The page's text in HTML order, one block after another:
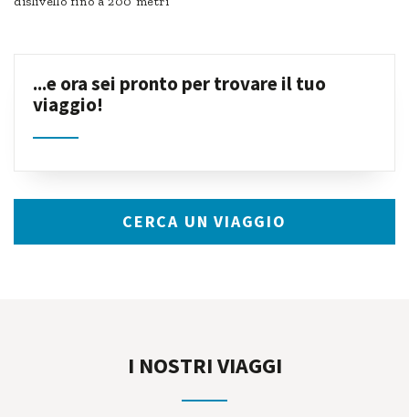
...e ora sei pronto per trovare il tuo
viaggio!
CERCA UN VIAGGIO
I NOSTRI VIAGGI